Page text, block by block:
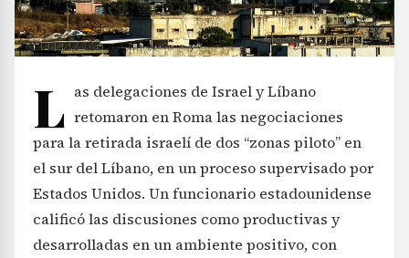
L as delegaciones de Israel y Líbano
retomaron en Roma las negociaciones
para la retirada israelí de dos “zonas piloto” en
el sur del Líbano, en un proceso supervisado por
Estados Unidos. Un funcionario estadounidense
calificó las discusiones como productivas y
desarrolladas en un ambiente positivo, con